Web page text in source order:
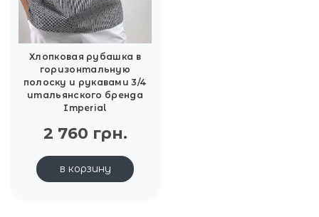
Хлопковая рубашка в
горизонтальную
полоску и рукавами 3/4
итальянского бренда
Imperial
2 760 грн.
в корзину